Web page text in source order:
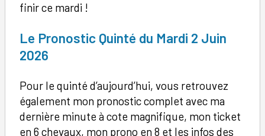
finir ce mardi !
Le Pronostic Quinté du Mardi 2 Juin
2026
Pour le quinté d’aujourd’hui, vous retrouvez
également mon pronostic complet avec ma
dernière minute à cote magnifique, mon ticket
en 6 chevaux, mon prono en 8 et les infos des